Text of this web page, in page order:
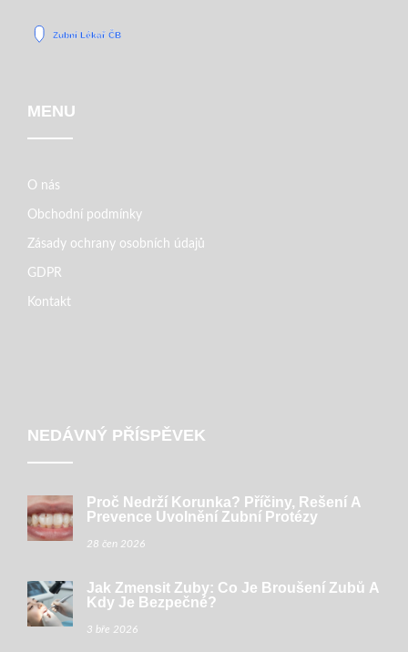
MENU
O nás
Obchodní podmínky
Zásady ochrany osobních údajů
GDPR
Kontakt
NEDÁVNÝ PŘÍSPĚVEK
Proč Nedrží Korunka? Příčiny, Řešení A
Prevence Uvolnění Zubní Protézy
28 čen 2026
Jak Zmensit Zuby: Co Je Broušení Zubů A
Kdy Je Bezpečné?
3 bře 2026